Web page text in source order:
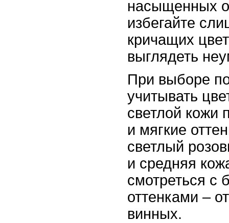
насыщенных
избегайте
кричащих
выглядеть
При выборе
учитывать
светлой кожи
и мягкие
светлый
и средняя
смотреться
оттенками –
винных.